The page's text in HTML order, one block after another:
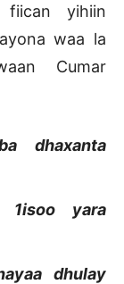
yihiin
waa la
Cumar
dhaxanta
1isoo yara
dhulay